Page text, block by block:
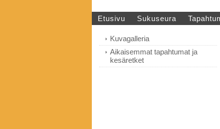
Etusivu Sukuseura
Kuvagalleria
Aikaisemmat tapahtumat ja
kesäretket